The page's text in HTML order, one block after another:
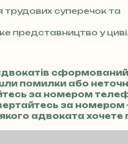
трудових суперечок та
представництво у
помилки або
за номером
за номером
якого адвоката хочете